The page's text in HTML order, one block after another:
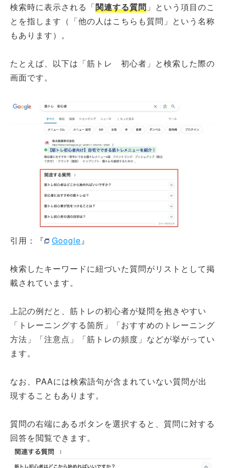
検索時に表示される「関連する質問 」という項目のこ
とを指します（「他の人はこちらも質問」という名称
もあります）。
たとえば、以下は「筋トレ 初心者」と検索した際の
画面です。
引用：『 Google』
検索したキーワードに紐づいた質問がリストとして掲
載されています。
上記の例だと、筋トレの初心者が疑問を抱きやすい
「トレーニングする箇所」「おすすめのトレーニング
方法」「注意点」「筋トレの頻度」などが挙がってい
ます。
なお、PAAには検索語句が含まれていない質問が出
現することもあります。
質問の右端にあるボタンを選択すると、質問に対する
回答を閲覧できます。